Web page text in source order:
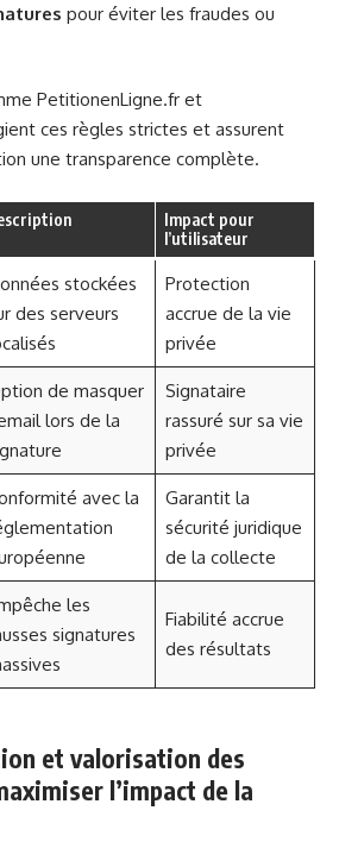
pour éviter les fraudes ou
PetitionenLigne.fr et
ces règles strictes et assurent
une transparence complète.
Impact pour
l’utilisateur
stockées
des serveurs
Protection
accrue de la vie
privée
de masquer
lors de la
Signataire
rassuré sur sa vie
privée
avec la
Garantit la
sécurité juridique
de la collecte
les
signatures
Fiabilité accrue
des résultats
et valorisation des
l’impact de la